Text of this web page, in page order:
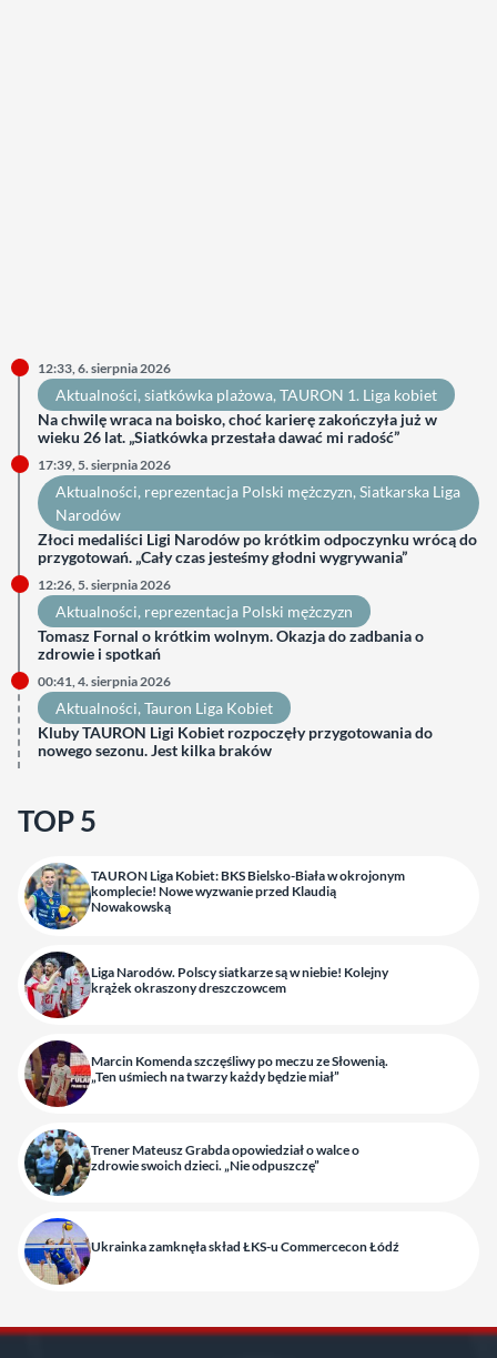
12:33, 6. sierpnia 2026
Aktualności, siatkówka plażowa, TAURON 1. Liga kobiet
Na chwilę wraca na boisko, choć karierę zakończyła już w
wieku 26 lat. „Siatkówka przestała dawać mi radość”
17:39, 5. sierpnia 2026
Aktualności, reprezentacja Polski mężczyzn, Siatkarska Liga
Narodów
Złoci medaliści Ligi Narodów po krótkim odpoczynku wrócą do
przygotowań. „Cały czas jesteśmy głodni wygrywania”
12:26, 5. sierpnia 2026
Aktualności, reprezentacja Polski mężczyzn
Tomasz Fornal o krótkim wolnym. Okazja do zadbania o
zdrowie i spotkań
00:41, 4. sierpnia 2026
Aktualności, Tauron Liga Kobiet
Kluby TAURON Ligi Kobiet rozpoczęły przygotowania do
nowego sezonu. Jest kilka braków
TOP 5
TAURON Liga Kobiet: BKS Bielsko-Biała w okrojonym
komplecie! Nowe wyzwanie przed Klaudią
Nowakowską
Liga Narodów. Polscy siatkarze są w niebie! Kolejny
krążek okraszony dreszczowcem
Marcin Komenda szczęśliwy po meczu ze Słowenią.
„Ten uśmiech na twarzy każdy będzie miał”
Trener Mateusz Grabda opowiedział o walce o
zdrowie swoich dzieci. „Nie odpuszczę”
Ukrainka zamknęła skład ŁKS-u Commercecon Łódź